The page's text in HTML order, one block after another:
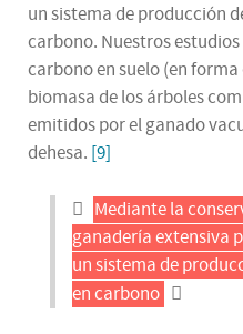
un sistema de producción
carbono. Nuestros
carbono en suelo (en
biomasa de los árboles
emitidos por el ganado
dehesa. [9]
Mediante la
ganadería extensiva
un sistema de
en carbono